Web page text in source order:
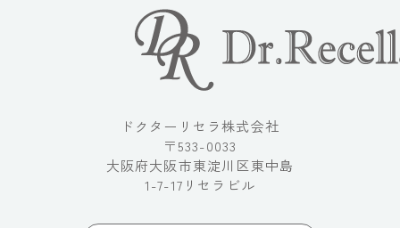
ドクターリセラ株式会社
〒533-0033
大阪府大阪市東淀川区東中島
1-7-17リセラビル